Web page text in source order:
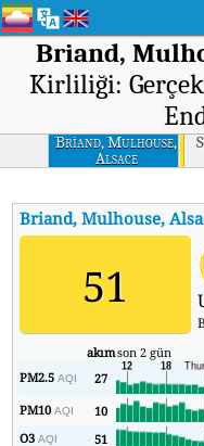
Briand,
Kirliliği:
Briand, Mulhouse,
Alsace
Briand, Mulhouse,
51
akımson 2 gün
PM2.5AQI 27
PM10AQI 10
O3AQI 51